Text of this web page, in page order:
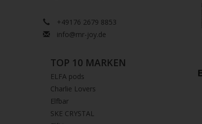
+49176 2679 8853
info@mr-joy.de
TOP 10 MARKEN
ELFA pods
Charlie Lovers
Elfbar
SKE CRYSTAL